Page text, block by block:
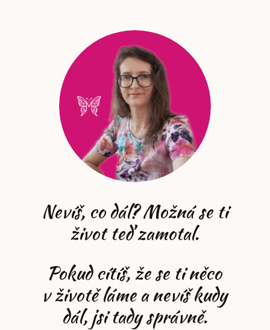
Nevíš, co dál? Možná se ti
život teď zamotal.
Pokud cítíš, že se ti něco
v životě láme a nevíš kudy
dál, jsi tady správně.